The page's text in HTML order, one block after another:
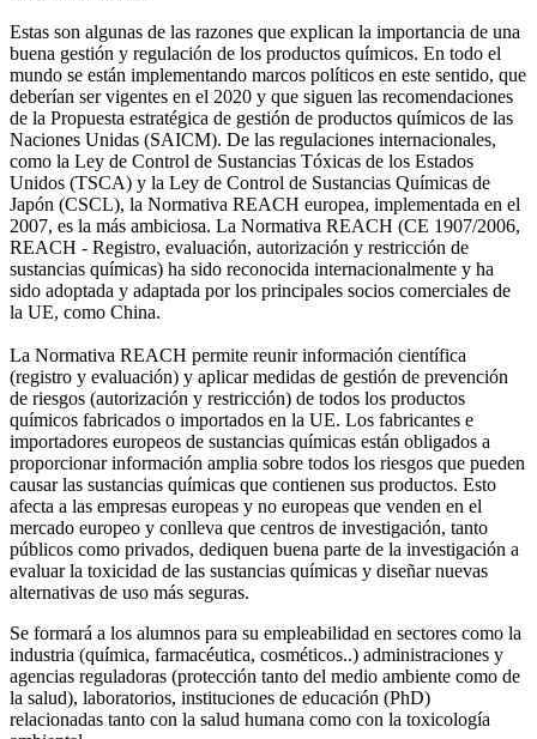
Estas son algunas de las razones que explican la importancia de una
buena gestión y regulación de los productos químicos. En todo el
mundo se están implementando marcos políticos en este sentido, que
deberían ser vigentes en el 2020 y que siguen las recomendaciones
de la Propuesta estratégica de gestión de productos químicos de las
Naciones Unidas (SAICM). De las regulaciones internacionales,
como la Ley de Control de Sustancias Tóxicas de los Estados
Unidos (TSCA) y la Ley de Control de Sustancias Químicas de
Japón (CSCL), la Normativa REACH europea, implementada en el
2007, es la más ambiciosa. La Normativa REACH (CE 1907/2006,
REACH - Registro, evaluación, autorización y restricción de
sustancias químicas) ha sido reconocida internacionalmente y ha
sido adoptada y adaptada por los principales socios comerciales de
la UE, como China.
La Normativa REACH permite reunir información científica
(registro y evaluación) y aplicar medidas de gestión de prevención
de riesgos (autorización y restricción) de todos los productos
químicos fabricados o importados en la UE. Los fabricantes e
importadores europeos de sustancias químicas están obligados a
proporcionar información amplia sobre todos los riesgos que pueden
causar las sustancias químicas que contienen sus productos. Esto
afecta a las empresas europeas y no europeas que venden en el
mercado europeo y conlleva que centros de investigación, tanto
públicos como privados, dediquen buena parte de la investigación a
evaluar la toxicidad de las sustancias químicas y diseñar nuevas
alternativas de uso más seguras.
Se formará a los alumnos para su empleabilidad en sectores como la
industria (química, farmacéutica, cosméticos..) administraciones y
agencias reguladoras (protección tanto del medio ambiente como de
la salud), laboratorios, instituciones de educación (PhD)
relacionadas tanto con la salud humana como con la toxicología